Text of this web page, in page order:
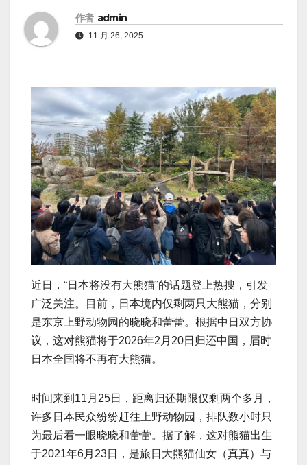
作者 admin
11 月 26, 2025
近日，“日本将没有大熊猫”的话题登上热搜，引发
广泛关注。目前，日本境内仅剩两只大熊猫，分别
是东京上野动物园的晓晓和蕾蕾。根据中日双方协
议，这对熊猫将于2026年2月20日归还中国，届时
日本全国将不再有大熊猫。
时间来到11月25日，距离归还期限仅剩两个多月，
许多日本民众纷纷赶往上野动物园，排队数小时只
为最后看一眼晓晓和蕾蕾。据了解，这对熊猫出生
于2021年6月23日，是旅日大熊猫仙女（真真）与